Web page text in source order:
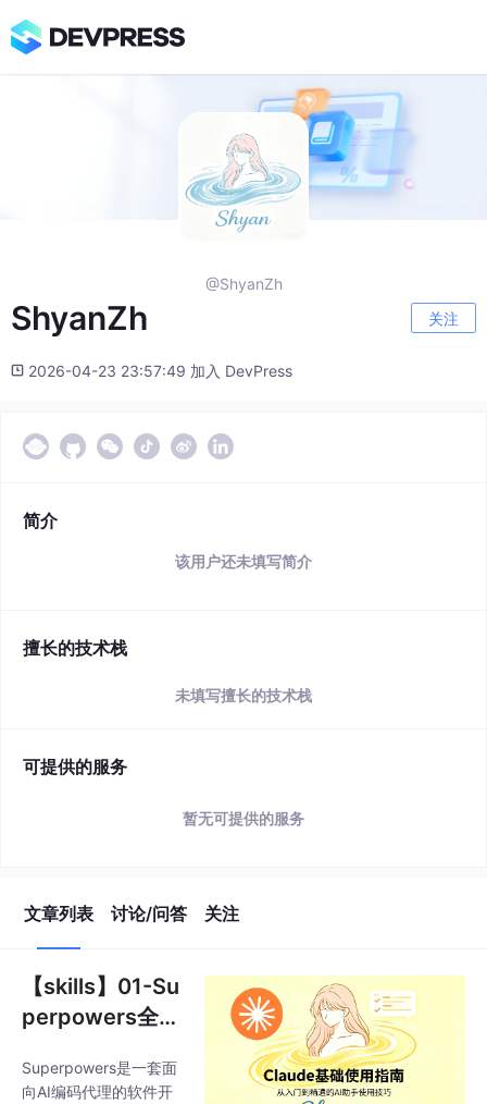
@ShyanZh
ShyanZh 关注
2026-04-23 23:57:49 加入 DevPress
简介
该用户还未填写简介
擅长的技术栈
未填写擅长的技术栈
可提供的服务
暂无可提供的服务
文章列表 讨论/问答 关注
【skills】01-Su
perpowers全
也讲工程纪律
Superpowers是一套面
向AI编码代理的软件开